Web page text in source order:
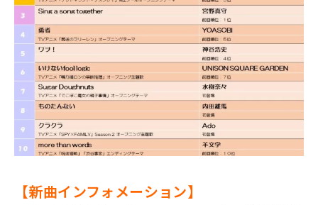
【新曲インフォメーション】